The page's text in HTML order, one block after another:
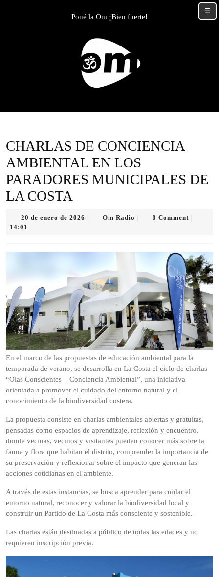
Poné la Om ¡Bien fuerte!
CHARLAS DE CONCIENCIA
AMBIENTAL EN LOS
PARADORES MUNICIPALES DE
LA COSTA
20 de enero de 2026 Om Radio 0 Comment
14:01
En el marco de las propuestas de educación ambiental para la
temporada de verano, se desarrolla en La Costa el ciclo de charlas
“Olas Conscientes – Conciencia Ambiental”, una iniciativa
orientada a promover el cuidado del entorno natural y el
conocimiento de la biodiversidad costera.
La propuesta consiste en charlas ambientales abiertas y gratuitas,
pensadas como espacios de aprendizaje, reflexión y encuentro,
donde vecinas, vecinos y visitantes pueden conocer más sobre la
fauna y flora que habitan el distrito, comprender la importancia de
su preservación y reflexionar sobre el impacto que generan las
acciones cotidianas en el ambiente.
A través de estas instancias, se busca aprender para cuidar el
entorno natural, reconocer y valorar la biodiversidad local y
construir un Partido de La Costa más consciente y sostenible.
Las charlas están destinadas a público de todas las edades y no
requieren inscripción previa.
☰